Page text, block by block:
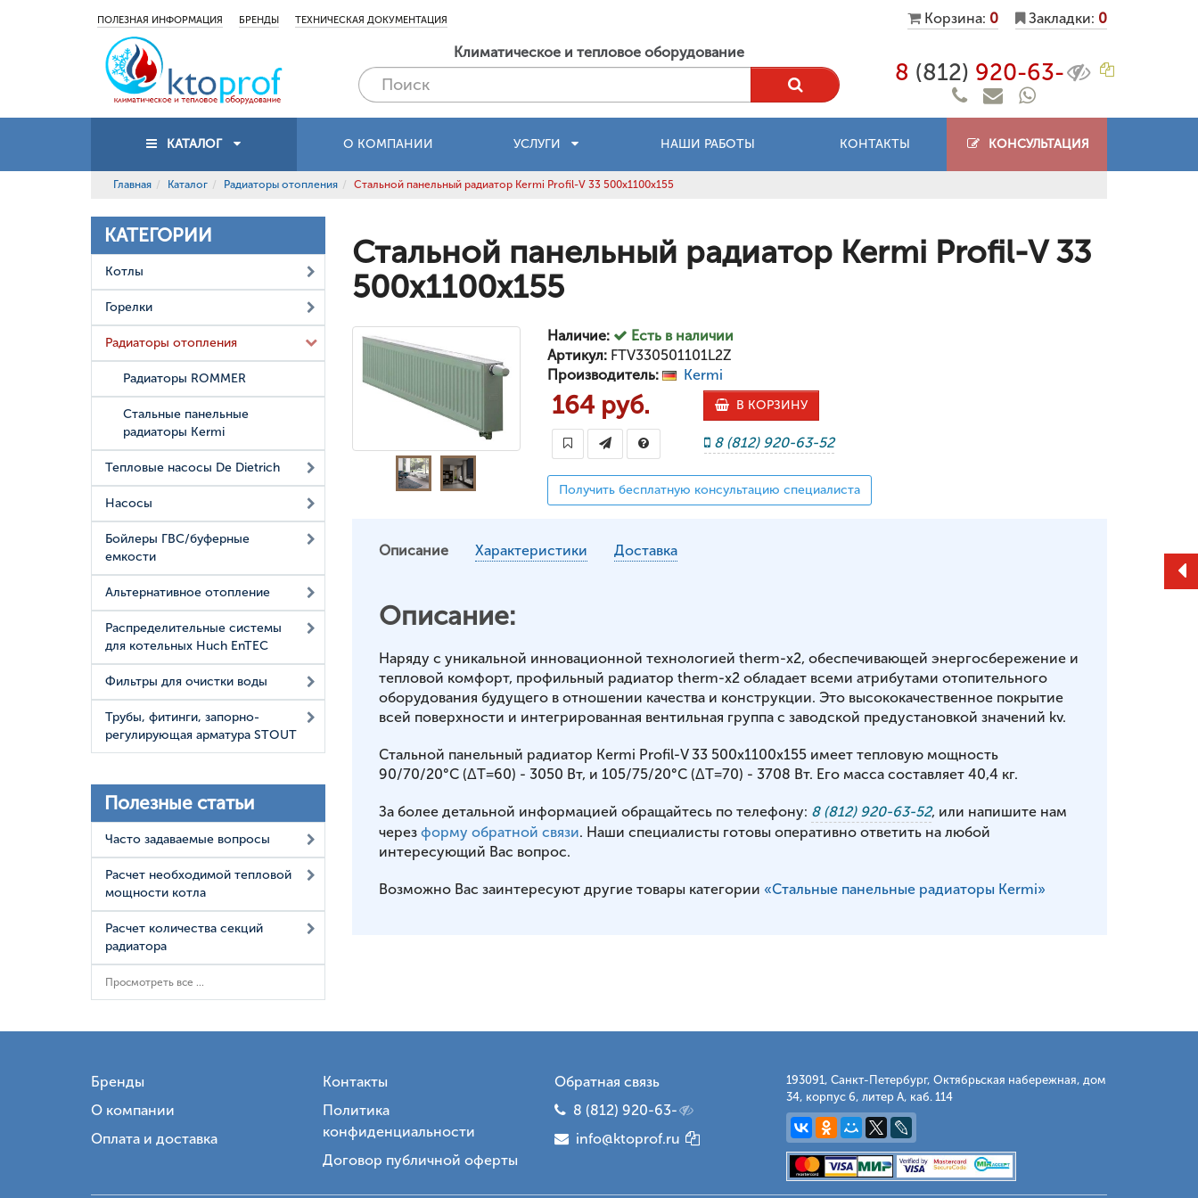
ПОЛЕЗНАЯ ИНФОРМАЦИЯ БРЕНДЫ ТЕХНИЧЕСКАЯ ДОКУМЕНТАЦИЯ Корзина: 0 Закладки: 0
Климатическое и тепловое оборудование
8 (812) 920-63-
КАТАЛОГ О КОМПАНИИ УСЛУГИ НАШИ РАБОТЫ КОНТАКТЫ КОНСУЛЬТАЦИЯ
Главная Каталог Радиаторы отопления Стальной панельный радиатор Kermi Profil-V 33 500x1100x155
КАТЕГОРИИ
Котлы
Горелки
Радиаторы отопления
Радиаторы ROMMER
Стальные панельные
радиаторы Kermi
Тепловые насосы De Dietrich
Насосы
Бойлеры ГВС/буферные
емкости
Альтернативное отопление
Распределительные системы
для котельных Huch EnTEC
Фильтры для очистки воды
Трубы, фитинги, запорно-
регулирующая арматура STOUT
Полезные статьи
Часто задаваемые вопросы
Расчет необходимой тепловой
мощности котла
Расчет количества секций
радиатора
Просмотреть все ...
Стальной панельный радиатор Kermi Profil-V 33
500x1100x155
Наличие:
Есть в наличии
Артикул:FTV330501101L2Z
Производитель:
Kermi
164 руб. В КОРЗИНУ
8 (812) 920-63-52
Получить бесплатную консультацию специалиста
Описание Характеристики Доставка
Описание:
Наряду с уникальной инновационной технологией therm-x2, обеспечивающей энергосбережение и
тепловой комфорт, профильный радиатор therm-x2 обладает всеми атрибутами отопительного
оборудования будущего в отношении качества и конструкции. Это высококачественное покрытие
всей поверхности и интегрированная вентильная группа с заводской предустановкой значений kv.
Стальной панельный радиатор Kermi Profil-V 33 500x1100x155 имеет тепловую мощность
90/70/20°С (ΔT=60) - 3050 Вт, и 105/75/20°С (ΔT=70) - 3708 Вт. Его масса составляет 40,4 кг.
За более детальной информацией обращайтесь по телефону: 8 (812) 920-63-52, или напишите нам
через форму обратной связи. Наши специалисты готовы оперативно ответить на любой
интересующий Вас вопрос.
Возможно Вас заинтересуют другие товары категории «Стальные панельные радиаторы Kermi»
Бренды
О компании
Оплата и доставка
Контакты
Политика
конфиденциальности
Договор публичной оферты
Обратная связь
8 (812) 920-63-
info@ktoprof.ru
193091, Санкт-Петербург, Октябрьская набережная, дом
34, корпус 6, литер А, каб. 114